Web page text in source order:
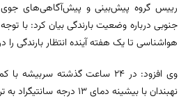
رییس گروه پیش‌بینی و پیش‌آگاهی‌های جوی
جنوبی درباره وضعیت بارندگی بیان کرد: با
هواشناسی تا یک هفته آینده انتظار بارندگی را
نهبندان با بیشینه دمای ۱۳